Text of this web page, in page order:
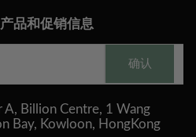
品和促销信息
确认
A, Billion Centre, 1 Wang
Bay, Kowloon, HongKong